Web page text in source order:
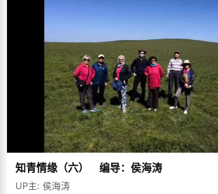
知青情缘（六） 编导：侯海涛
UP主: 侯海涛